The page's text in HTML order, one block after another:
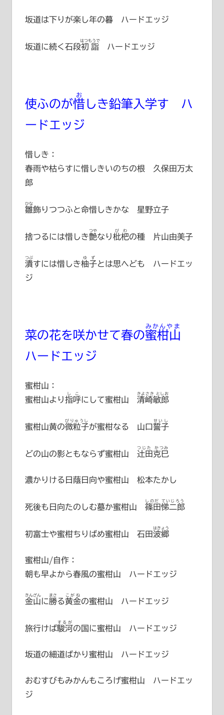
坂道は下りが楽し年の暮 ハードエッジ
坂道に続く石段初詣
はつもうで
ハードエッジ
使ふのが惜
お
しき鉛筆入学す ハ
ードエッジ
惜しき：
春雨や枯らすに惜しきいのちの根 久保田万太
郎
雛
ひな
飾りつつふと命惜しきかな 星野立子
捨つるには惜しき艶
つや
なり枇杷
びわ
の種 片山由美子
潰
つぶ
すには惜しき柚子
ゆず
とは思へども ハードエッ
ジ
菜の花を咲かせて春の蜜柑山
みかんやま
ハードエッジ
蜜柑山：
蜜柑山より指呼
しこ
にして蜜柑山 清崎敏郎
きよさき としお
蜜柑山黄の微粒子
びりゅうし
が蜜柑なる 山口誓子
せいし
どの山の影ともならず蜜柑山 辻田克巳
つじた かつみ
濃かりける日蔭日向や蜜柑山 松本たかし
死後も日向たのしむ墓か蜜柑山 篠田悌二郎
しのだ ていじろう
初富士や蜜柑ちりばめ蜜柑山 石田波郷
はきょう
蜜柑山/自作：
朝も早よから春風の蜜柑山 ハードエッジ
金山
きんざん
に勝
まさ
る黄金
こがね
の蜜柑山 ハードエッジ
旅行けば駿河
するが
の国に蜜柑山 ハードエッジ
坂道の細道ばかり蜜柑山 ハードエッジ
おむすびもみかんもころげ蜜柑山 ハードエッ
ジ